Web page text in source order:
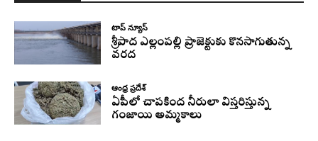
టాప్ న్యూస్
శ్రీపాద ఎల్లంపల్లి ప్రాజెక్టుకు కొనసాగుతున్న
వరద
ఆంధ్ర ప్రదేశ్
ఏపీలో చాపకింద నీరులా విస్తరిస్తున్న
గంజాయి అమ్మకాలు